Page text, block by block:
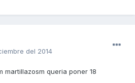
del 2014
martillazosm queria poner 18